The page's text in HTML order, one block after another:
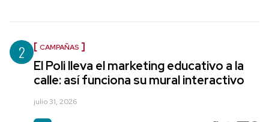
2 CAMPAÑAS
El Poli lleva el marketing educativo a la
calle: así funciona su mural interactivo
julio 31, 2026